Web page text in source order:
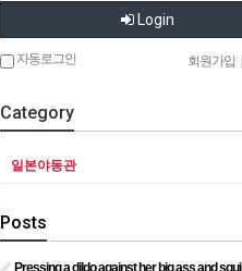
Login
자동로그인 회원가입
Category
일본야동관
Posts
Pressing a dildo against her big ass and squirting from below